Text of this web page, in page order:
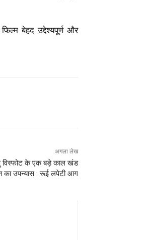
बेहद उद्देश्यपूर्ण और
अगला लेख
विस्फोट के एक बड़े काल खंड
का उपन्‍यास : रूई लपेटी आग